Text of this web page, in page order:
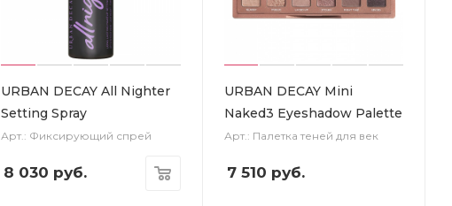
URBAN DECAY All Nighter
Setting Spray
Арт.: Фиксирующий спрей
8 030 руб.
URBAN DECAY Mini
Naked3 Eyeshadow Palette
Арт.: Палетка теней для век
7 510 руб.